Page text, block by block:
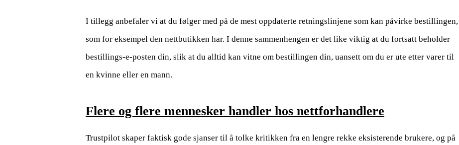
I tillegg anbefaler vi at du følger med på de mest oppdaterte retningslinjene som kan påvirke bestillingen,
som for eksempel den nettbutikken har. I denne sammenhengen er det like viktig at du fortsatt beholder
bestillings-e-posten din, slik at du alltid kan vitne om bestillingen din, uansett om du er ute etter varer til
en kvinne eller en mann.
Flere og flere mennesker handler hos nettforhandlere
Trustpilot skaper faktisk gode sjanser til å tolke kritikken fra en lengre rekke eksisterende brukere, og på